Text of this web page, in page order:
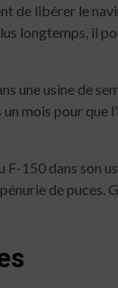
de libérer le
longtemps, il
une usine de
mois pour
F-150 dans son
de